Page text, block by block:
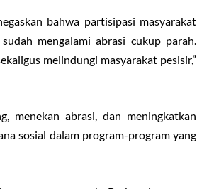
bahwa partisipasi masyarakat
mengalami abrasi cukup parah.
melindungi masyarakat pesisir,”
menekan abrasi, dan meningkatkan
sosial dalam program-program yang